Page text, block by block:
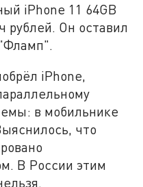
iPhone 11 64GB
рублей. Он оставил
iPhone,
в мобильнике
что
В России этим